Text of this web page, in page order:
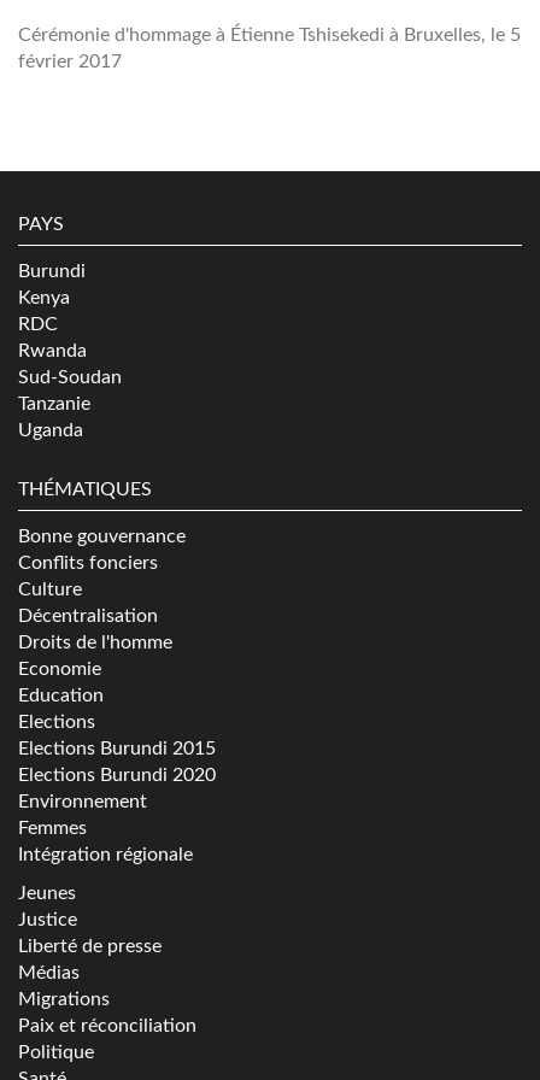
Cérémonie d'hommage à Étienne Tshisekedi à Bruxelles, le 5
février 2017
PAYS
Burundi
Kenya
RDC
Rwanda
Sud-Soudan
Tanzanie
Uganda
THÉMATIQUES
Bonne gouvernance
Conflits fonciers
Culture
Décentralisation
Droits de l'homme
Economie
Education
Elections
Elections Burundi 2015
Elections Burundi 2020
Environnement
Femmes
Intégration régionale
Jeunes
Justice
Liberté de presse
Médias
Migrations
Paix et réconciliation
Politique